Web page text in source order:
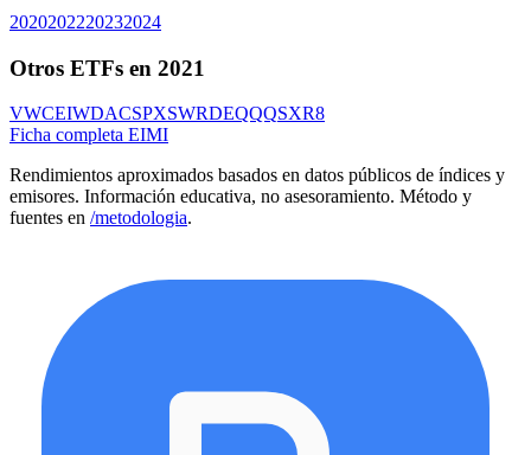
2020202220232024
Otros ETFs en 2021
VWCEIWDACSPXSWRDEQQQSXR8
Ficha completa EIMI
Rendimientos aproximados basados en datos públicos de índices y
emisores. Información educativa, no asesoramiento. Método y
fuentes en /metodologia.